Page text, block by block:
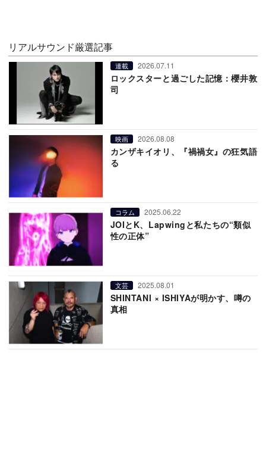
リアルサウンド厳選記事
連載 2026.07.11
ロックスターと過ごした記憶：櫻井敦
司
映画 2026.08.08
カンザキイオリ、『禍禍女』の狂気語
る
コラム 2025.06.22
JOIとK、Lapwingと私たちの“類似
性の正体”
文芸 2025.08.01
SHINTANI × ISHIYAが明かす、噂の
真相